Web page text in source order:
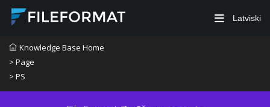
Latviski
Knowledge Base Home
> Page
> PS